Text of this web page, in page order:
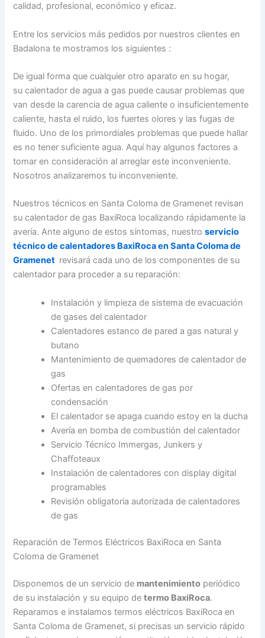
calidad, profesional, económico y eficaz.
Entre los servicios más pedidos por nuestros clientes en
Badalona te mostramos los siguientes :
De igual forma que cualquier otro aparato en su hogar,
su calentador de agua a gas puede causar problemas que
van desde la carencia de agua caliente o insuficientemente
caliente, hasta el ruido, los fuertes olores y las fugas de
fluido. Uno de los primordiales problemas que puede hallar
es no tener suficiente agua. Aquí hay algunos factores a
tomar en consideración al arreglar este inconveniente.
Nosotros analizaremos tu inconveniente.
Nuestros técnicos en Santa Coloma de Gramenet revisan
su calentador de gas BaxiRoca localizando rápidamente la
avería. Ante alguno de estos síntomas, nuestroservicio
técnico de calentadores BaxiRoca en Santa Coloma de
Gramenet revisará cada uno de los componentes de su
calentador para proceder a su reparación:
Instalación y limpieza de sistema de evacuación
de gases del calentador
Calentadores estanco de pared a gas natural y
butano
Mantenimiento de quemadores de calentador de
gas
Ofertas en calentadores de gas por
condensación
El calentador se apaga cuando estoy en la ducha
Avería en bomba de combustión del calentador
Servicio Técnico Immergas, Junkers y
Chaffoteaux
Instalación de calentadores con display digital
programables
Revisión obligatoria autorizada de calentadores
de gas
Reparación de Termos Eléctricos BaxiRoca en Santa
Coloma de Gramenet
Disponemos de un servicio de mantenimiento periódico
de su instalación y su equipo determo BaxiRoca.
Reparamos e instalamos termos eléctricos BaxiRoca en
Santa Coloma de Gramenet, si precisas un servicio rápido